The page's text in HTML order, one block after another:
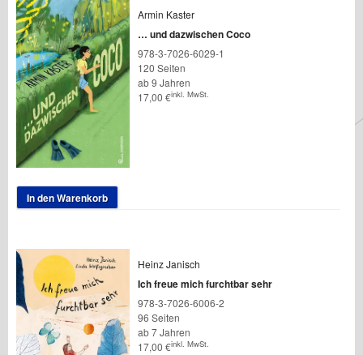
Armin Kaster
… und dazwischen Coco
978-3-7026-6029-1
120 Seiten
ab 9 Jahren
17,00 €inkl. MwSt.
In den Warenkorb
Heinz Janisch
Ich freue mich furchtbar sehr
978-3-7026-6006-2
96 Seiten
ab 7 Jahren
17,00 €inkl. MwSt.